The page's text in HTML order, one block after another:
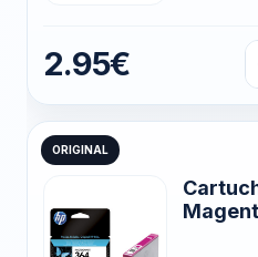
2.95€
ORIGINAL